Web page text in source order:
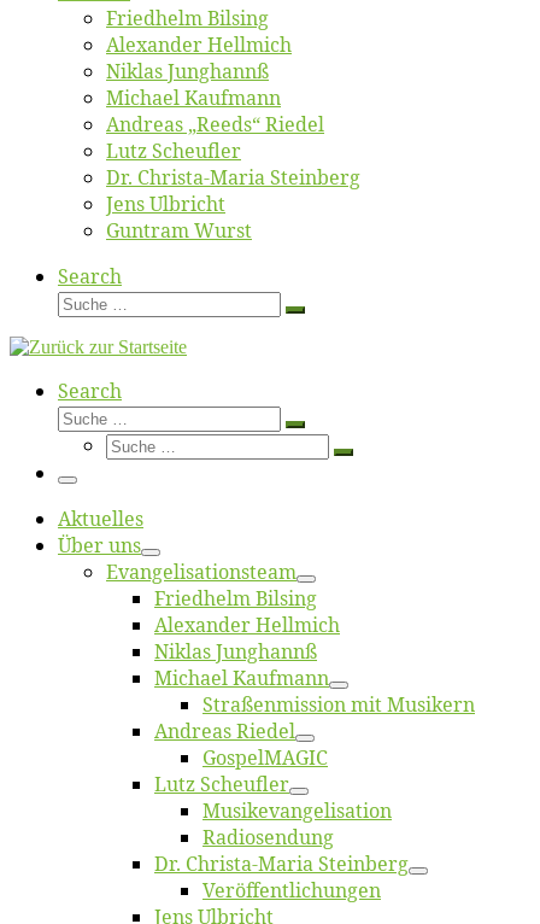
Fried­helm Bilsing
Alex­an­der Hellmich
Ni­klas Junghannß
Mi­cha­el Kaufmann
An­dre­as „Reeds“ Riedel
Lutz Scheuf­ler
Dr. Chris­­ta-Ma­ria Steinberg
Jens Ulb­richt
Gun­tram Wurst
Search
Suche
Suche
Search
Suche
Suche
Suche
Suche
Menü
Ak­tu­el­les
Über uns
Evangelisa­tions­team
Fried­helm Bilsing
Alex­an­der Hellmich
Ni­klas Junghannß
Mi­cha­el Kaufmann
Straßenmis­sion mit Musikern
An­dre­as Riedel
Gos­pel­MA­GIC
Lutz Scheuf­ler
Musikevan­ge­li­sa­tion
Ra­dio­sen­dung
Dr. Chris­­ta-Ma­ria Steinberg
Ver­öf­fent­li­chun­gen
Jens Ulb­richt